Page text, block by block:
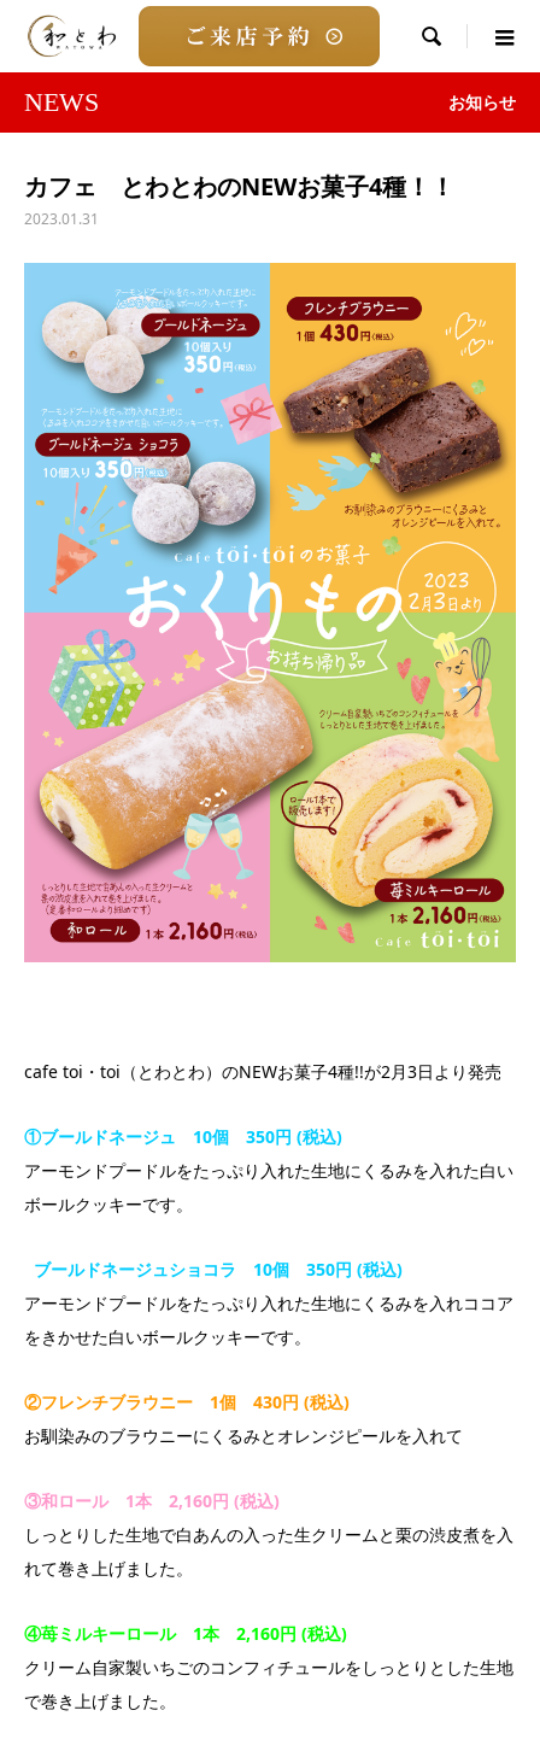

NEWS お知らせ
カフェ とわとわのNEWお菓子4種！！
2023.01.31
cafe toi・toi（とわとわ）のNEWお菓子4種!!が2月3日より発売
①ブールドネージュ 10個 350円 (税込)
アーモンドプードルをたっぷり入れた生地にくるみを入れた白い
ボールクッキーです。
ブールドネージュショコラ 10個 350円 (税込)
アーモンドプードルをたっぷり入れた生地にくるみを入れココア
をきかせた白いボールクッキーです。
②フレンチブラウニー 1個 430円 (税込)
お馴染みのブラウニーにくるみとオレンジピールを入れて
③和ロール 1本 2,160円 (税込)
しっとりした生地で白あんの入った生クリームと栗の渋皮煮を入
れて巻き上げました。
④苺ミルキーロール 1本 2,160円 (税込)
クリーム自家製いちごのコンフィチュールをしっとりとした生地
で巻き上げました。